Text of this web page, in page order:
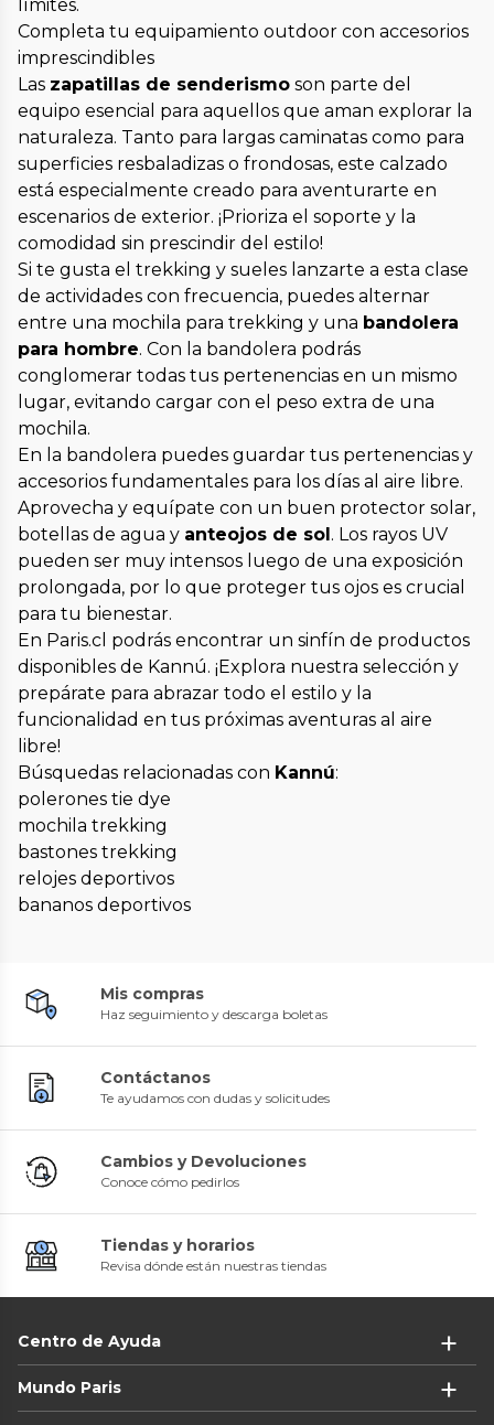
límites.
Completa tu equipamiento outdoor con accesorios
imprescindibles
Las zapatillas de senderismo son parte del
equipo esencial para aquellos que aman explorar la
naturaleza. Tanto para largas caminatas como para
superficies resbaladizas o frondosas, este calzado
está especialmente creado para aventurarte en
escenarios de exterior. ¡Prioriza el soporte y la
comodidad sin prescindir del estilo!
Si te gusta el trekking y sueles lanzarte a esta clase
de actividades con frecuencia, puedes alternar
entre una mochila para trekking y una bandolera
para hombre. Con la bandolera podrás
conglomerar todas tus pertenencias en un mismo
lugar, evitando cargar con el peso extra de una
mochila.
En la bandolera puedes guardar tus pertenencias y
accesorios fundamentales para los días al aire libre.
Aprovecha y equípate con un buen protector solar,
botellas de agua y anteojos de sol. Los rayos UV
pueden ser muy intensos luego de una exposición
prolongada, por lo que proteger tus ojos es crucial
para tu bienestar.
En Paris.cl podrás encontrar un sinfín de productos
disponibles de Kannú. ¡Explora nuestra selección y
prepárate para abrazar todo el estilo y la
funcionalidad en tus próximas aventuras al aire
libre!
Búsquedas relacionadas con Kannú:
polerones tie dye
mochila trekking
bastones trekking
relojes deportivos
bananos deportivos
Mis compras
Haz seguimiento y descarga boletas
Contáctanos
Te ayudamos con dudas y solicitudes
Cambios y Devoluciones
Conoce cómo pedirlos
Tiendas y horarios
Revisa dónde están nuestras tiendas
Centro de Ayuda
Mundo Paris